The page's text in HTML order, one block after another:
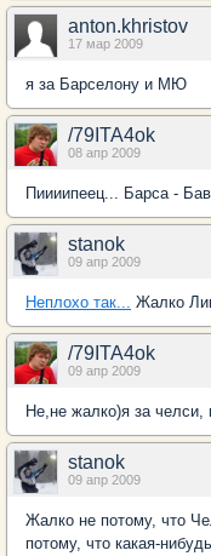
anton.khristov
17 мар 2009
я за Барселону и МЮ
/79ITA4ok
08 апр 2009
Пиииипеец... Барса -
stanok
09 апр 2009
Неплохо так... Жалко
/79ITA4ok
09 апр 2009
Не,не жалко)я за челси,
stanok
09 апр 2009
Жалко не потому, что
потому, что какая-